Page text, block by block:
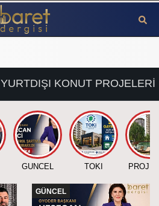
YURTDIŞI KONUT PROJELERİ
GÜNCEL TOKİ
GÜNCEL